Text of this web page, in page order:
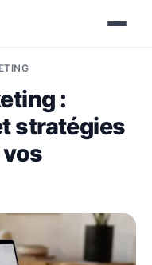
:
stratégies